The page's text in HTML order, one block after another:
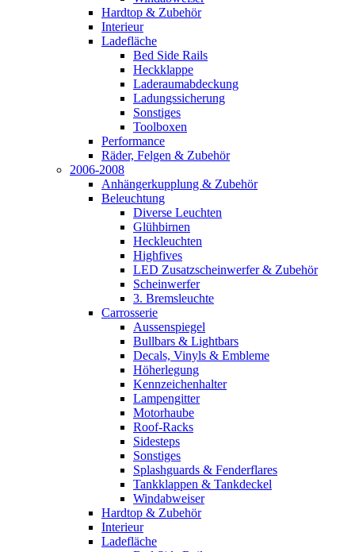
Hardtop & Zubehör
Interieur
Ladefläche
Bed Side Rails
Heckklappe
Laderaumabdeckung
Ladungssicherung
Sonstiges
Toolboxen
Performance
Räder, Felgen & Zubehör
2006-2008
Anhängerkupplung & Zubehör
Beleuchtung
Diverse Leuchten
Glühbirnen
Heckleuchten
Highfives
LED Zusatzscheinwerfer & Zubehör
Scheinwerfer
3. Bremsleuchte
Carrosserie
Aussenspiegel
Bullbars & Lightbars
Decals, Vinyls & Embleme
Höherlegung
Kennzeichenhalter
Lampengitter
Motorhaube
Roof-Racks
Sidesteps
Sonstiges
Splashguards & Fenderflares
Tankklappen & Tankdeckel
Windabweiser
Hardtop & Zubehör
Interieur
Ladefläche